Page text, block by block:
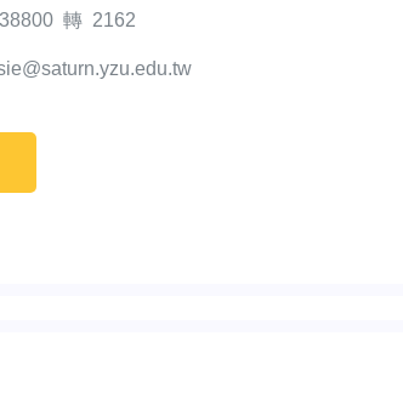
轉 2162